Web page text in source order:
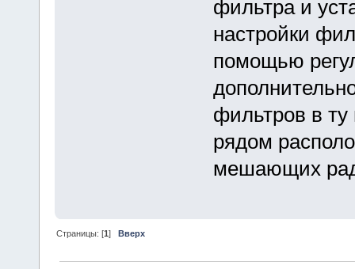
фильтра и
настройки
помощью
фильтров в
рядом
мешающих
Страницы: [1] Вверх